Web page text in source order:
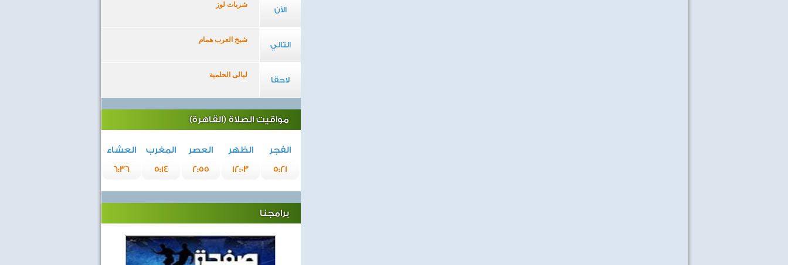
الآن
شربات لوز
التالي
شيخ العرب همام
لاحقا
ليالى الحلمية
مواقيت الصلاة (القاهرة)
الفجر الظهر العصر المغرب
العشاء
5:21
12:03
2:55
5:14
6:36
برامجنا